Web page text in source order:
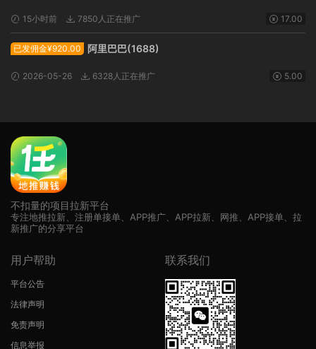
15小时前 7850人正在推广 17.00
已发佣金¥920.00 阿里巴巴(1688)
2026-05-26 6328人正在推广 5.00
不扣量的项目拉新平台
专注地推拉新、注册单接单、APP推广、APP拉新、网推、APP接单、拉
新推广的分享平台
用户帮助
平台公告
法律声明
免责声明
信息举报
联系我们